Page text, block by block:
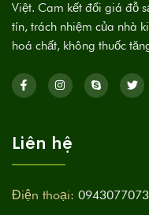
Việt. Cam kết đổi giá đỗ
tín, trách nhiệm của nhà
hoá chất, không thuốc
Liên hệ
Điện thoại: 0943077073